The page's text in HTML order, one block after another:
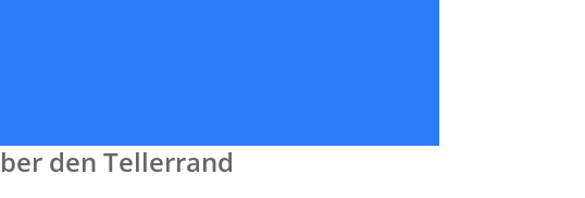
den Tellerrand